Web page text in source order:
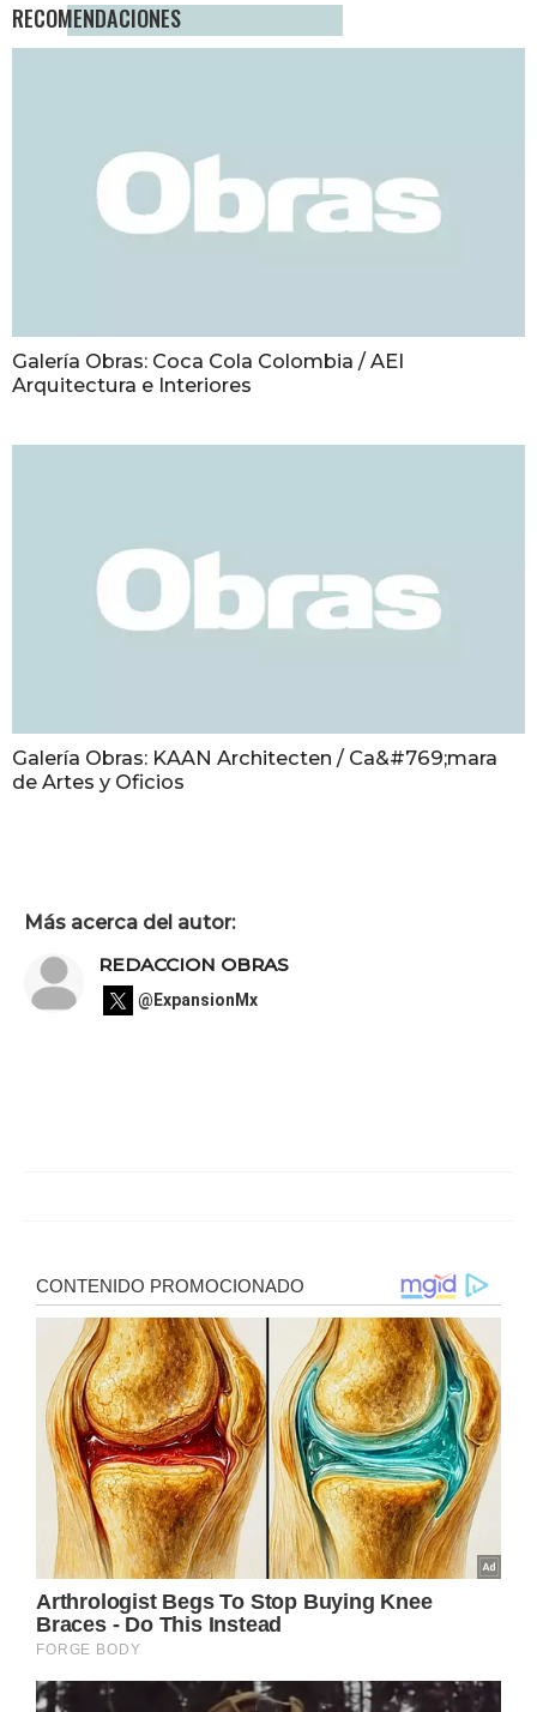
RECOMENDACIONES
Galería Obras: Coca Cola Colombia / AEI
Arquitectura e Interiores
Galería Obras: KAAN Architecten / Ca&#769;mara
de Artes y Oficios
Más acerca del autor:
REDACCION OBRAS
@ExpansionMx